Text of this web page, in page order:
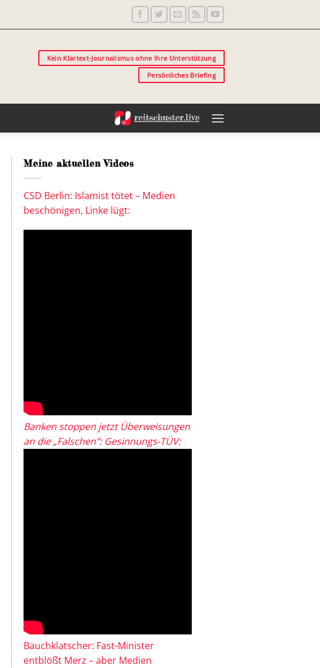
Kein Klartext-Journalismus ohne Ihre Unterstützung
Persönliches Briefing
Meine aktuellen Videos
CSD Berlin: Islamist tötet – Medien
beschönigen, Linke lügt:
Banken stoppen jetzt Überweisungen
an die „Falschen“: Gesinnungs-TÜV:
Bauchklatscher: Fast-Minister
entblößt Merz – aber Medien